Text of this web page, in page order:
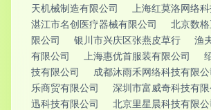
天机械制造有限公司
上海红莫洛网络
湛江市名创医疗器械有限公司
北京数
限公司
银川市兴庆区张燕皮草行
渔
有限公司
上海惠优首服装有限公司
技有限公司
成都沐雨禾网络科技有限公
乐商贸有限公司
深圳市富威奇科技有限
迅科技有限公司
北京里星晨科技有限公